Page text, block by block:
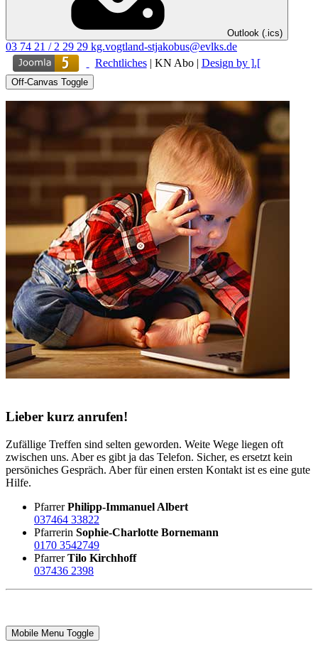
Outlook (.ics)
03 74 21 / 2 29 29 kg.vogtland-stjakobus@evlks.de
Rechtliches| KN Abo| Design by ].[
Off-Canvas Toggle
Lieber kurz anrufen!
Zufällige Treffen sind selten geworden. Weite Wege liegen oft
zwischen uns. Aber es gibt ja das Telefon. Sicher, es ersetzt kein
persöniches Gespräch. Aber für einen ersten Kontakt ist es eine gute
Hilfe.
PfarrerPhilipp-Immanuel Albert
037464 33822
Pfarrerin Sophie-Charlotte Bornemann
0170 3542749
PfarrerTilo Kirchhoff
037436 2398
Mobile Menu Toggle